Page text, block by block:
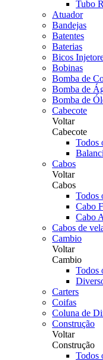
Tubo
Atuador
Bandejas
Batentes
Baterias
Bicos
Bobinas
Bomba de
Bomba de
Bomba de
Cabecote
Voltar
Cabecote
Todos
Cabos
Voltar
Cabos
Todos
Cabo
Cabo
Cabos de
Cambio
Voltar
Cambio
Todos
Carters
Coifas
Coluna de
Construção
Voltar
Construção
Todos